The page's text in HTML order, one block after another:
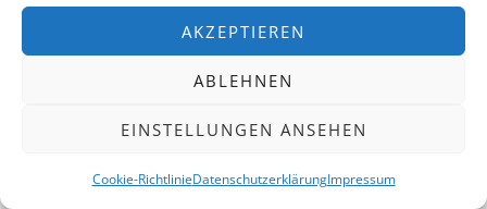
AKZEPTIEREN
ABLEHNEN
EINSTELLUNGEN ANSEHEN
Cookie-RichtlinieDatenschutzerklärungImpressum